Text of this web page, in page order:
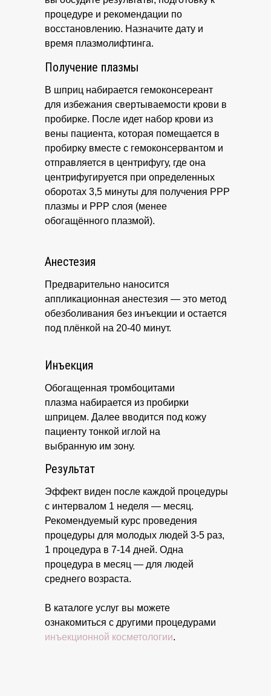
процедуре и рекомендации по
восстановлению. Назначите дату и
время плазмолифтинга.
В шприц набирается гемоконсереант
для избежания свертываемости крови в
пробирке. После идет набор крови из
вены пациента, которая помещается в
пробирку вместе с гемоконсервантом и
отправляется в центрифугу, где она
центрифугируется при определенных
оборотах 3,5 минуты для получения РРР
плазмы и РРР слоя (менее
обогащённого плазмой).
Предварительно наносится
аппликационная анестезия — это метод
обезболивания без инъекции и остается
под плёнкой на 20-40 минут.
Получение плазмы
Анестезия
Инъекция
Результат
Обогащенная тромбоцитами
плазма набирается из пробирки
шприцем. Далее вводится под кожу
пациенту тонкой иглой на
выбранную им зону.
Эффект виден после каждой процедуры
с интервалом 1 неделя — месяц.
Рекомендуемый курс проведения
процедуры для молодых людей 3-5 раз,
1 процедура в 7-14 дней. Одна
процедура в месяц — для людей
среднего возраста.
В каталоге услуг вы можете
ознакомиться с другими процедурами
инъекционной косметологии.